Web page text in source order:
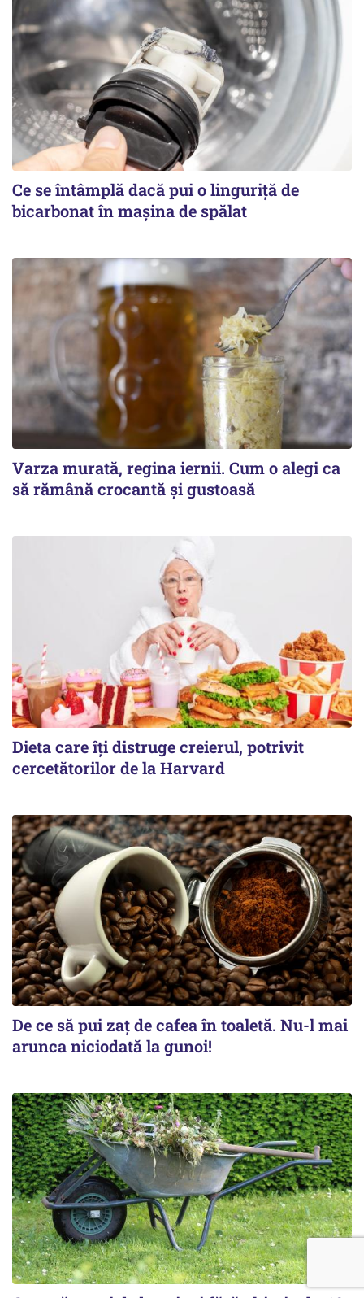
Ce se întâmplă dacă pui o linguriță de
bicarbonat în mașina de spălat
Varza murată, regina iernii. Cum o alegi ca
să rămână crocantă și gustoasă
Dieta care îți distruge creierul, potrivit
cercetătorilor de la Harvard
De ce să pui zaț de cafea în toaletă. Nu-l mai
arunca niciodată la gunoi!